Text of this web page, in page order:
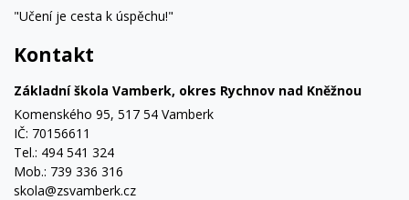
"Učení je cesta k úspěchu!"
Kontakt
Základní škola Vamberk, okres Rychnov nad Kněžnou
Komenského 95, 517 54 Vamberk
IČ: 70156611
Tel.: 494 541 324
Mob.: 739 336 316
skola@zsvamberk.cz